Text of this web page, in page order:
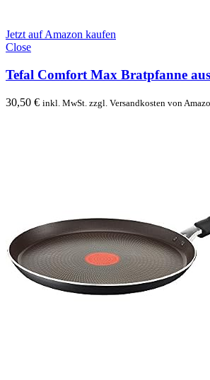
Jetzt auf Amazon kaufen
Close
Tefal Comfort Max Bratpfanne
30,50 € inkl. MwSt. zzgl. Versandkosten von